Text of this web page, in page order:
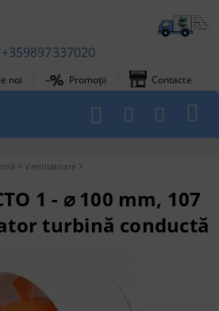
+359897337020
noi Promoții Contacte
Ventilatoare
1 - ⌀ 100 mm, 107
turbină conductă